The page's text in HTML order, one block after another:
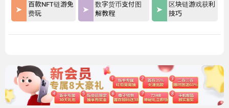
百款NFT链游免
费玩
数字货币支付图
解教程
区块链游戏获利
技巧